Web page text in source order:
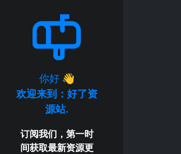
你好👋
欢迎来到：好了资
源站.
订阅我们，第一时
间获取最新资源更